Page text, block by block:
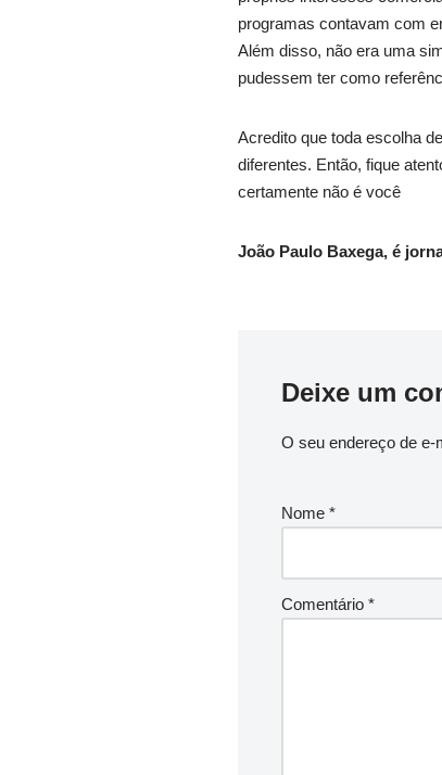
programas contavam com
Além disso, não era uma
pudessem ter como
Acredito que toda escolha
diferentes. Então, fique
certamente não é você
João Paulo Baxega, é
Deixe um
O seu endereço de e-
Nome*
Comentário*